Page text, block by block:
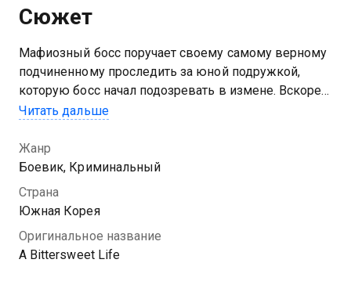
Сюжет
Мафиозный босс поручает своему самому верному
подчиненному проследить за юной подружкой,
которую босс начал подозревать в измене. Вскоре
герой обнаруживает, что его начальник был прав —
поручению шефа её нужно убить…
Читать дальше
Жанр
Боевик, Криминальный
Страна
Южная Корея
Оригинальное название
A Bittersweet Life